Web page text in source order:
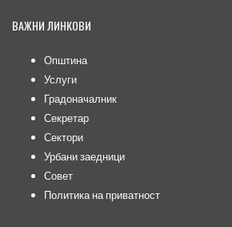
ВАЖНИ ЛИНКОВИ
Општина
Услуги
Градоначалник
Секретар
Сектори
Урбани заедници
Совет
Политика на приватност